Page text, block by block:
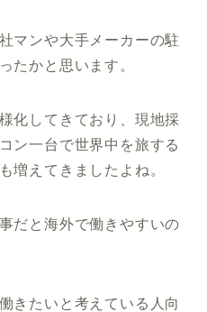
マンや大手メーカーの駐
たかと思います。
化してきており、現地採
ン一台で世界中を旅する
増えてきましたよね。
だと海外で働きやすいの
きたいと考えている人向